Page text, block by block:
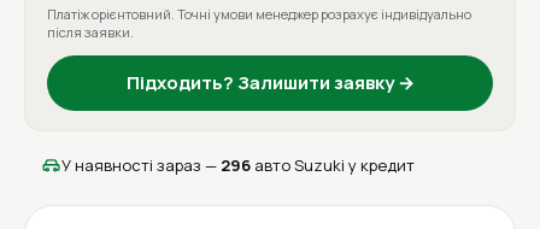
Платіж орієнтовний. Точні умови менеджер розрахує індивідуально
після заявки.
Підходить? Залишити заявку →
У наявності зараз — 296 авто Suzuki у кредит